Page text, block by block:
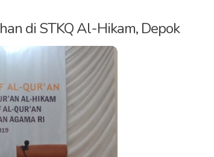
di STKQ Al-Hikam, Depok